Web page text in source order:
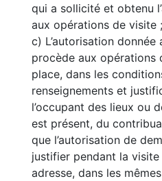
qui a sollicité et obtenu
aux opérations de visite ;
c) L’autorisation
procède aux opérations
place, dans les
renseignements et
l’occupant des lieux ou
est présent, du
que l’autorisation de
justifier pendant la
adresse, dans les